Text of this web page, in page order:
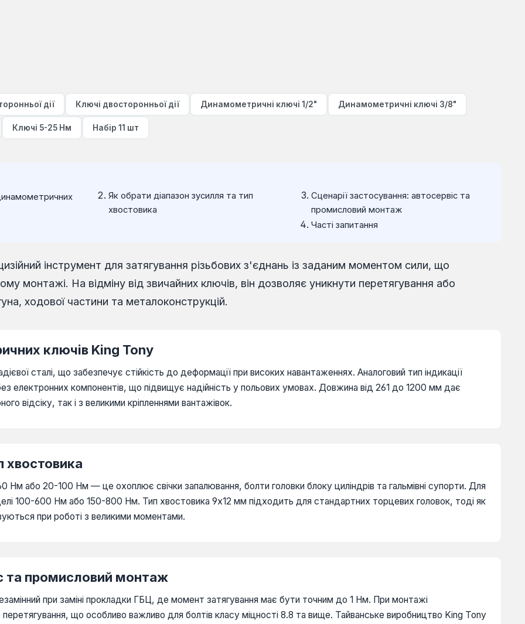
дії Ключі двосторонньої дії Динамометричні ключі 1/2" Динамометричні ключі 3/8"
Ключі 5-25 Нм Набір 11 шт
Як обрати діапазон зусилля та тип
хвостовика
Сценарії застосування: автосервіс та
промисловий монтаж
Часті запитання
інструмент для затягування різьбових з'єднань із заданим моментом сили, що
монтажі. На відміну від звичайних ключів, він дозволяє уникнути перетягування або
ходової частини та металоконструкцій.
ключів King Tony
сталі, що забезпечує стійкість до деформації при високих навантаженнях. Аналоговий тип індикації
електронних компонентів, що підвищує надійність у польових умовах. Довжина від 261 до 1200 мм дає
відсіку, так і з великими кріпленнями вантажівок.
хвостовика
Нм або 20-100 Нм — це охоплює свічки запалювання, болти головки блоку циліндрів та гальмівні супорти. Для
100-600 Нм або 150-800 Нм. Тип хвостовика 9х12 мм підходить для стандартних торцевих головок, тоді як
при роботі з великими моментами.
та промисловий монтаж
при заміні прокладки ГБЦ, де момент затягування має бути точним до 1 Нм. При монтажі
перетягування, що особливо важливо для болтів класу міцності 8.8 та вище. Тайванське виробництво King Tony